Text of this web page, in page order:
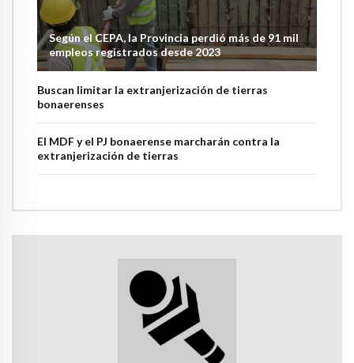
Según el CEPA, la Provincia perdió más de 91 mil
empleos registrados desde 2023
Buscan limitar la extranjerización de tierras
bonaerenses
El MDF y el PJ bonaerense marcharán contra la
extranjerización de tierras